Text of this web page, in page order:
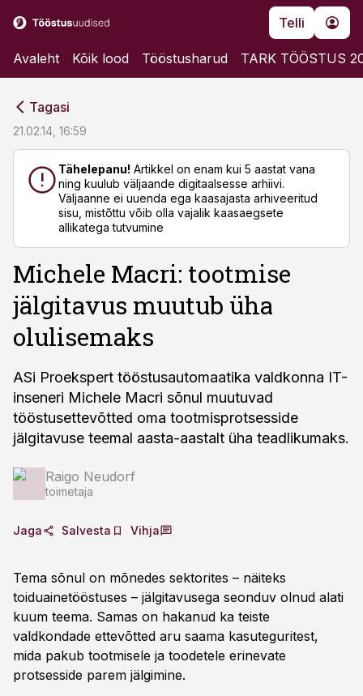
Telli
Avaleht Kõik lood Tööstusharud TARK TÖÖSTUS
Tagasi
21.02.14, 16:59
Tähelepanu! Artikkel on enam kui 5 aastat vana
ning kuulub väljaande digitaalsesse arhiivi.
Väljaanne ei uuenda ega kaasajasta arhiveeritud
sisu, mistõttu võib olla vajalik kaasaegsete
allikatega tutvumine
Michele Macri: tootmise
jälgitavus muutub üha
olulisemaks
ASi Proekspert tööstusautomaatika valdkonna IT-
inseneri Michele Macri sõnul muutuvad
tööstusettevõtted oma tootmisprotsesside
jälgitavuse teemal aasta-aastalt üha teadlikumaks.
Raigo Neudorf
toimetaja
Jaga Salvesta Vihja
Tema sõnul on mõnedes sektorites – näiteks
toiduainetööstuses – jälgitavusega seonduv olnud alati
kuum teema. Samas on hakanud ka teiste
valdkondade ettevõtted aru saama kasuteguritest,
mida pakub tootmisele ja toodetele erinevate
protsesside parem jälgimine.